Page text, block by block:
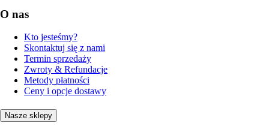
O nas
Kto jesteśmy?
Skontaktuj się z nami
Termin sprzedaży
Zwroty & Refundacje
Metody płatności
Ceny i opcje dostawy
Nasze sklepy